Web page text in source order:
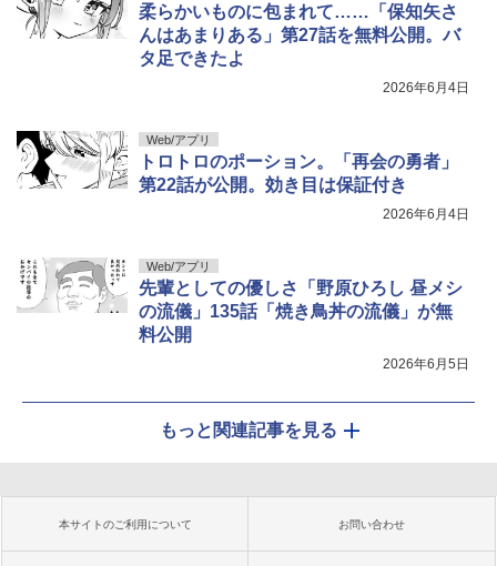
柔らかいものに包まれて……「保知矢さ
んはあまりある」第27話を無料公開。バ
タ足できたよ
2026年6月4日
Web/アプリ
トロトロのポーション。「再会の勇者」
第22話が公開。効き目は保証付き
2026年6月4日
Web/アプリ
先輩としての優しさ「野原ひろし 昼メシ
の流儀」135話「焼き鳥丼の流儀」が無
料公開
2026年6月5日
もっと関連記事を見る
本サイトのご利用について お問い合わせ